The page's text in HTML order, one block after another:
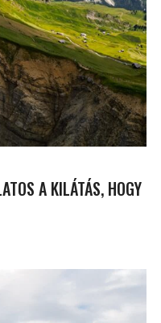
A KILÁTÁS, HOGY